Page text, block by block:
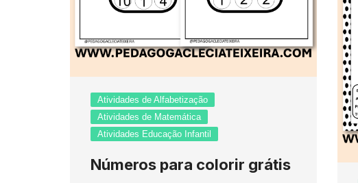
Atividades de Alfabetização
Atividades de Matemática
Atividades Educação Infantil
Números para colorir grátis